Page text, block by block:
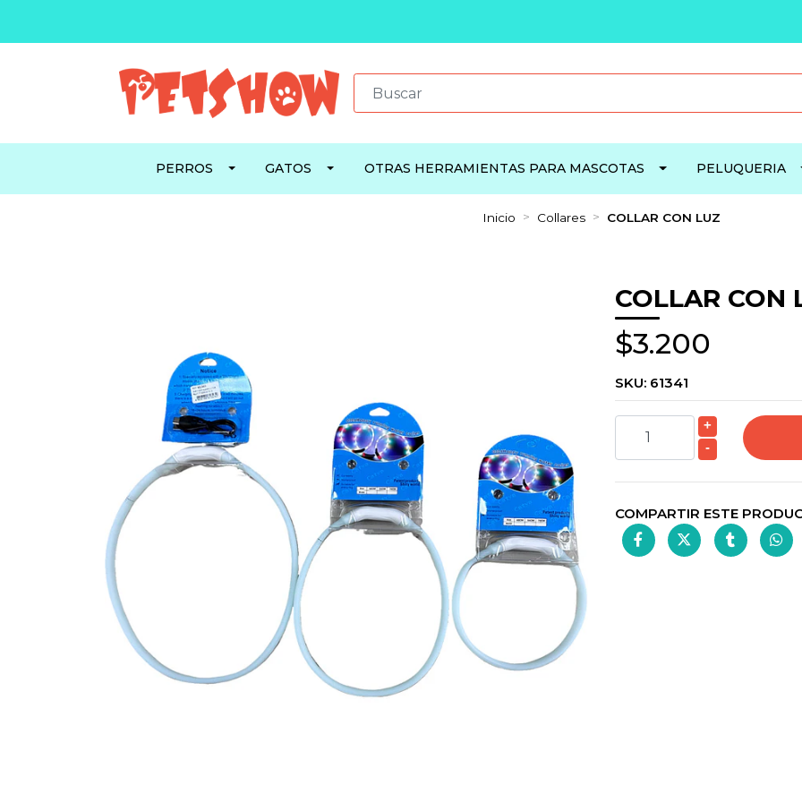
PERROS GATOS OTRAS HERRAMIENTAS PARA MASCOTAS PELUQUERIA
Inicio Collares COLLAR CON LUZ
COLLAR CON
$3.200
SKU: 61341
+
-
COMPARTIR ESTE